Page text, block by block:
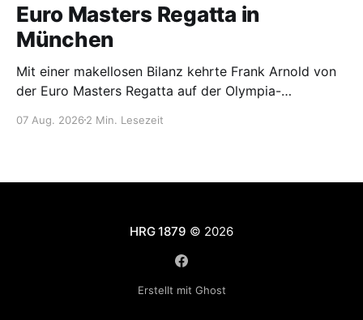
Euro Masters Regatta in
München
Mit einer makellosen Bilanz kehrte Frank Arnold von
der Euro Masters Regatta auf der Olympia-
errang er 11 Siege und blieb während der gesamten
Regattatag gewann Frank
07 Aug. 2026 2 Min. Lesezeit
HRG 1879 © 2026
Erstellt mit Ghost